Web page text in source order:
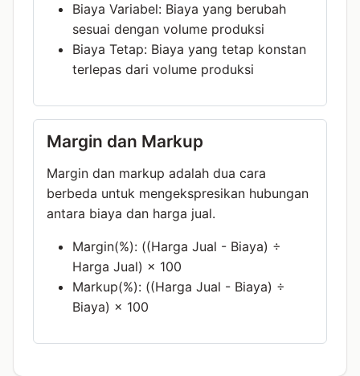
Biaya Variabel: Biaya yang berubah
sesuai dengan volume produksi
Biaya Tetap: Biaya yang tetap konstan
terlepas dari volume produksi
Margin dan Markup
Margin dan markup adalah dua cara
berbeda untuk mengekspresikan hubungan
antara biaya dan harga jual.
Margin(%): ((Harga Jual - Biaya) ÷
Harga Jual) × 100
Markup(%): ((Harga Jual - Biaya) ÷
Biaya) × 100